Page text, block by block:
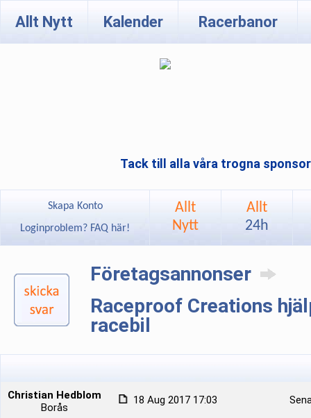
Allt Nytt Kalender Racerbanor
Tack till alla våra trogna
Skapa Konto
Loginproblem? FAQ här!
Allt
Nytt
Allt
24h
Företagsannonser
Raceproof Creations
racebil
Christian Hedblom
Borås
18 Aug 2017 17:03